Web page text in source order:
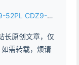
长原创文章，仅
如需转载，烦请